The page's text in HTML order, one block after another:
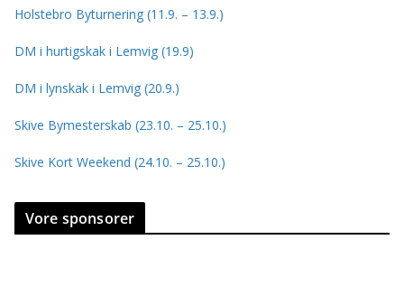
Holstebro Byturnering (11.9. – 13.9.)
DM i hurtigskak i Lemvig (19.9)
DM i lynskak i Lemvig (20.9.)
Skive Bymesterskab (23.10. – 25.10.)
Skive Kort Weekend (24.10. – 25.10.)
Vore sponsorer